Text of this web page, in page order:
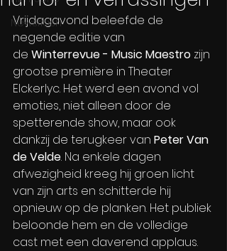
Newsflash
Vrijdagavond beleefde de
negende editie van
de Winterrevue - Music Maestro zijn
grootse première in Theater
Elckerlyc. Het werd een avond vol
emoties, niet alleen door de
spetterende show, maar ook
dankzij de terugkeer van Peter Van
de Velde. Na enkele dagen
afwezigheid kreeg hij groen licht
van zijn arts en schitterde hij
opnieuw op de planken. Het publiek
beloonde hem en de volledige
cast met een daverend applaus.